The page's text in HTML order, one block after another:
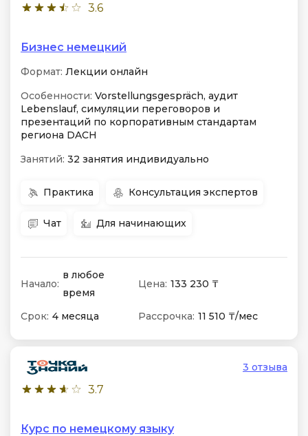
3.6
Бизнес немецкий
Формат: Лекции онлайн
Особенности: Vorstellungsgespräch, аудит
Lebenslauf, симуляции переговоров и
презентаций по корпоративным стандартам
региона DACH
Занятий: 32 занятия индивидуально
Практика Консультация экспертов
Чат Для начинающих
Начало:
в любое
время
Цена: 133 230 ₸
Срок: 4 месяца Рассрочка: 11 510 ₸/мес
3.7
3 отзыва
Курс по немецкому языку